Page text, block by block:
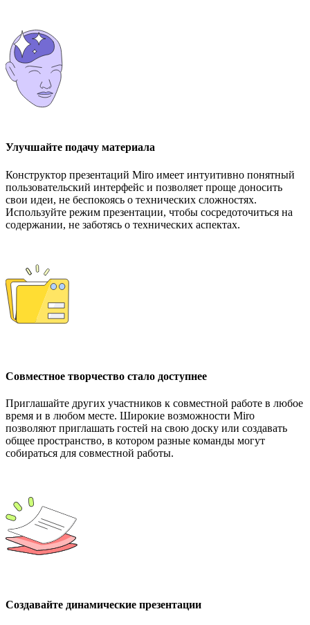
Улучшайте подачу материала
Конструктор презентаций Miro имеет интуитивно понятный
пользовательский интерфейс и позволяет проще доносить
свои идеи, не беспокоясь о технических сложностях.
Используйте режим презентации, чтобы сосредоточиться на
содержании, не заботясь о технических аспектах.
Совместное творчество стало доступнее
Приглашайте других участников к совместной работе в любое
время и в любом месте. Широкие возможности Miro
позволяют приглашать гостей на свою доску или создавать
общее пространство, в котором разные команды могут
собираться для совместной работы.
Создавайте динамические презентации